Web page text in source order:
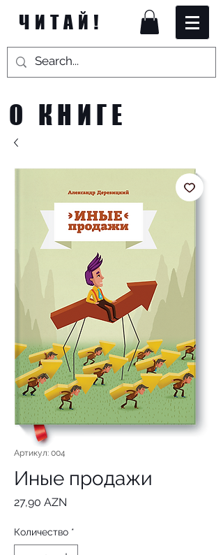
ЧИТАЙ!
О КНИГЕ
Артикул: 004
Иные продажи
27,90 AZN
Количество *